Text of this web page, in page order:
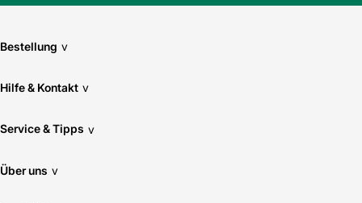
Bestellung v
Hilfe & Kontakt v
Service & Tipps v
Über uns v